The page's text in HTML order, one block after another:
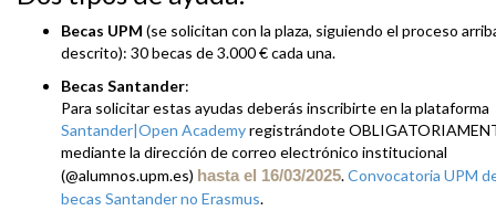
Becas UPM (se solicitan con la plaza, siguiendo el proceso
descrito): 30 becas de 3.000 € cada una.
Becas Santander:
Para solicitar estas ayudas deberás inscribirte en la plataforma
Santander|Open Academyregistrándote
mediante la dirección de correo electrónico institucional
(@alumnos.upm.es) hasta el 16/03/2025.Convocatoria UPM
becas Santander no Erasmus.